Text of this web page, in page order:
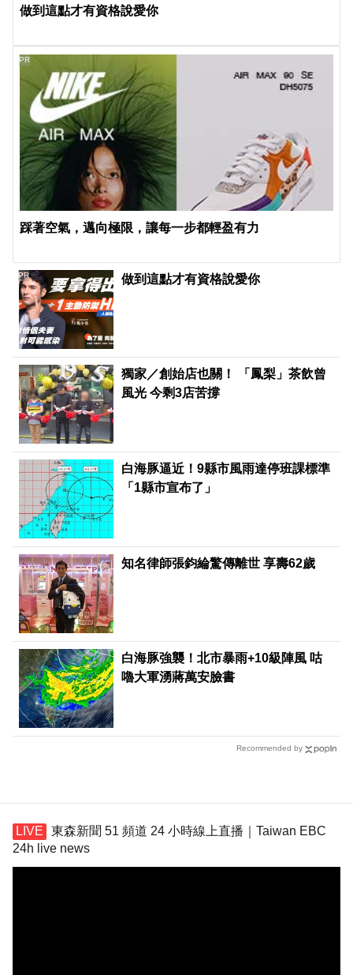
做到這點才有資格說愛你
踩著空氣，邁向極限，讓每一步都輕盈有力
PR
做到這點才有資格說愛你
PR
獨家／創始店也關！ 「鳳梨」茶飲曾
風光 今剩3店苦撐
白海豚逼近！9縣市風雨達停班課標準
「1縣市宣布了」
知名律師張鈞綸驚傳離世 享壽62歲
白海豚強襲！北市暴雨+10級陣風 咕
嚕大軍湧蔣萬安臉書
Recommended by
東森新聞 51 頻道 24 小時線上直播｜Taiwan EBC
24h live news